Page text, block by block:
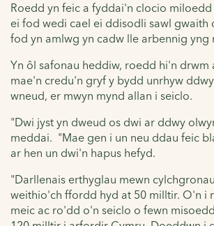
Roedd yn feic a fyddai'n clocio
ei fod wedi cael ei ddisodli sawl gwaith
fod yn amlwg yn cadw lle arbennig yng
Yn ôl safonau heddiw, roedd hi'n drwm
mae'n credu'n gryf y bydd unrhyw
wneud, er mwyn mynd allan i seiclo.
"Dwi jyst yn dweud os dwi ar ddwy
meddai. "Mae gen i un neu ddau feic
ar hen un dwi'n hapus hefyd.
"Darllenais erthyglau mewn
weithio'ch ffordd hyd at 50 milltir. O'n i
meic ac ro'dd o'n seiclo o fewn